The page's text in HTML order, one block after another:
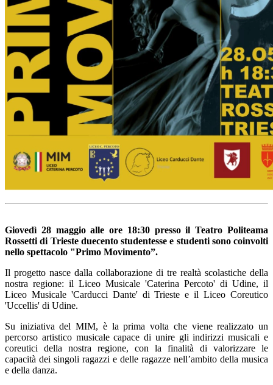
Giovedì 28 maggio alle ore 18:30 presso il Teatro Politeama
Rossetti di Trieste duecento studentesse e studenti sono coinvolti
nello spettacolo "Primo Movimento”.
Il progetto nasce dalla collaborazione di tre realtà scolastiche della
nostra regione: il Liceo Musicale 'Caterina Percoto' di Udine, il
Liceo Musicale 'Carducci Dante' di Trieste e il Liceo Coreutico
'Uccellis' di Udine.
Su iniziativa del MIM, è la prima volta che viene realizzato un
percorso artistico musicale capace di unire gli indirizzi musicali e
coreutici della nostra regione, con la finalità di valorizzare le
capacità dei singoli ragazzi e delle ragazze nell’ambito della musica
e della danza.